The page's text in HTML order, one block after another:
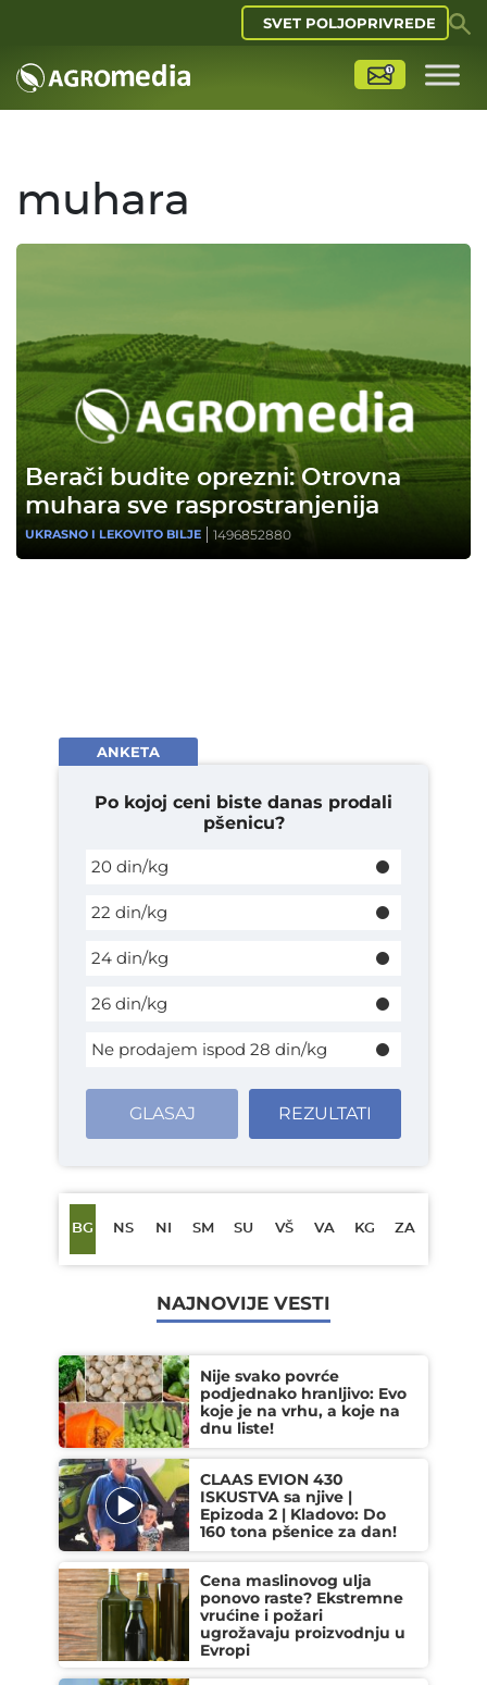
SVET POLJOPRIVREDE
muhara
Berači budite oprezni: Otrovna
muhara sve rasprostranjenija
UKRASNO I LEKOVITO BILJE 1496852880
ANKETA
Po kojoj ceni biste danas prodali
pšenicu?
20 din/kg
22 din/kg
24 din/kg
26 din/kg
Ne prodajem ispod 28 din/kg
GLASAJ REZULTATI
BG NS NI SM SU VŠ VA KG ZA
NAJNOVIJE VESTI
Nije svako povrće
podjednako hranljivo: Evo
koje je na vrhu, a koje na
dnu liste!
CLAAS EVION 430
ISKUSTVA sa njive |
Epizoda 2 | Kladovo: Do
160 tona pšenice za dan!
Cena maslinovog ulja
ponovo raste? Ekstremne
vrućine i požari
ugrožavaju proizvodnju u
Evropi